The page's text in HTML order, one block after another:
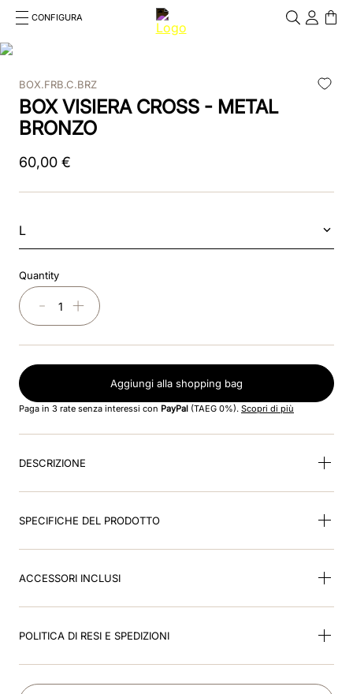
CONFIGURA
Cosa stai cercando?
1.kep cromo 2 0
2 helmet
3.kep
6.
7.casco
8.smart
BOX.FRB.C.BRZ
BOX VISIERA CROSS - METAL
BRONZO
60,00 €
L
Quantity
＋
－
Aggiungi alla shopping bag
Paga in 3 rate senza interessi con PayPal (TAEG 0%). Scopri di più
DESCRIZIONE
SPECIFICHE DEL PRODOTTO
ACCESSORI INCLUSI
POLITICA DI RESI E SPEDIZIONI